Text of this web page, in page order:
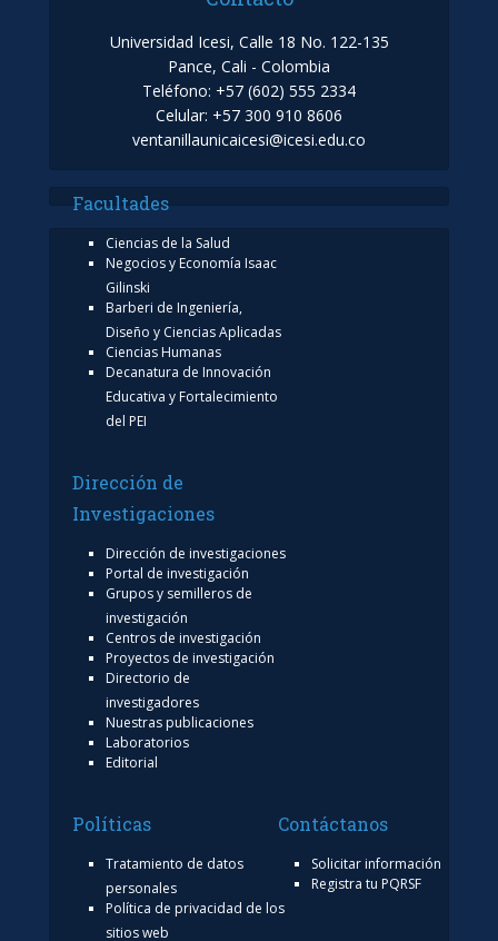
Universidad Icesi, Calle 18 No. 122-135
Pance, Cali - Colombia
Teléfono: +57 (602) 555 2334
Celular: +57 300 910 8606
ventanillaunicaicesi@icesi.edu.co
Facultades
Ciencias de la Salud
Negocios y Economía Isaac
Gilinski
Barberi de Ingeniería,
Diseño y Ciencias Aplicadas
Ciencias Humanas
Decanatura de Innovación
Educativa y Fortalecimiento
del PEI
Dirección de
Investigaciones
Dirección de investigaciones
Portal de investigación
Grupos y semilleros de
investigación
Centros de investigación
Proyectos de investigación
Directorio de
investigadores
Nuestras publicaciones
Laboratorios
Editorial
Políticas
Tratamiento de datos
personales
Política de privacidad de los
sitios web
Contáctanos
Solicitar información
Registra tu PQRSF